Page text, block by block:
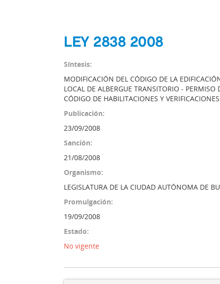
LEY 2838 2008
Síntesis:
MODIFICACIÓN DEL CÓDIGO DE LA
LOCAL DE ALBERGUE TRANSITORIO -
CÓDIGO DE HABILITACIONES Y VERIFICACIONES
Publicación:
23/09/2008
Sanción:
21/08/2008
Organismo:
LEGISLATURA DE LA CIUDAD AUTÓNOMA DE
Promulgación:
19/09/2008
Estado:
No vigente